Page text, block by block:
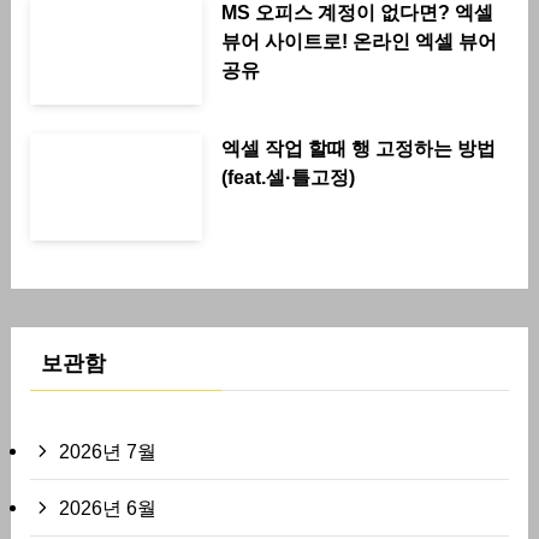
MS 오피스 계정이 없다면? 엑셀
뷰어 사이트로! 온라인 엑셀 뷰어
공유
엑셀 작업 할때 행 고정하는 방법
(feat.셀·틀고정)
보관함
2026년 7월
2026년 6월